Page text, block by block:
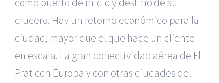
crucero. Hay un retorno económico para la
ciudad, mayor que el que hace un cliente
en escala. La gran conectividad aérea de El
Prat con Europa y con otras ciudades del